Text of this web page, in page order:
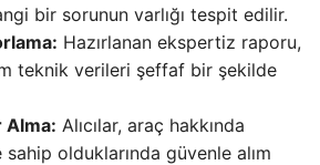
bir sorunun varlığı tespit edilir.
Hazırlanan ekspertiz raporu,
teknik verileri şeffaf bir şekilde
Alma: Alıcılar, araç hakkında
olduklarında güvenle alım